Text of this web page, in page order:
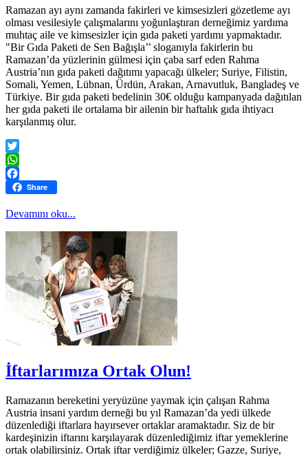
Ramazan ayı aynı zamanda fakirleri ve kimsesizleri gözetleme ayı
olması vesilesiyle çalışmalarını yoğunlaştıran derneğimiz yardıma
muhtaç aile ve kimsesizler için gıda paketi yardımı yapmaktadır.
"Bir Gıda Paketi de Sen Bağışla’’ sloganıyla fakirlerin bu
Ramazan’da yüzlerinin gülmesi için çaba sarf eden Rahma
Austria’nın gıda paketi dağıtımı yapacağı ülkeler; Suriye, Filistin,
Somali, Yemen, Lübnan, Ürdün, Arakan, Arnavutluk, Bangladeş ve
Türkiye. Bir gıda paketi bedelinin 30€ olduğu kampanyada dağıtılan
her gıda paketi ile ortalama bir ailenin bir haftalık gıda ihtiyacı
karşılanmış olur.
Twitter
WhatsApp
Facebook
Share
Devamını oku...
İftarlarımıza Ortak Olun!
Ramazanın bereketini yeryüzüne yaymak için çalışan Rahma
Austria insani yardım derneği bu yıl Ramazan’da yedi ülkede
düzenlediği iftarlara hayırsever ortaklar aramaktadır. Siz de bir
kardeşinizin iftarını karşılayarak düzenlediğimiz iftar yemeklerine
ortak olabilirsiniz. Ortak iftar verdiğimiz ülkeler; Gazze, Suriye,